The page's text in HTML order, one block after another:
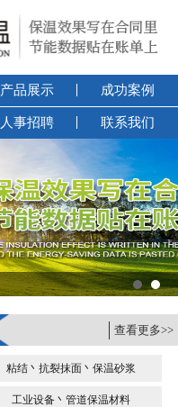
产品展示 成功案例
人事招聘 联系我们
查看更多>>
粘结丶抗裂抹面丶保温砂浆
工业设备丶管道保温材料